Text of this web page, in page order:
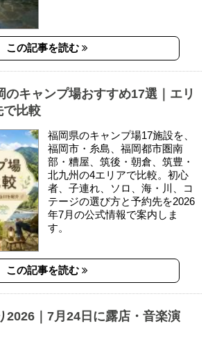
この記事を読む
のキャンプ場おすすめ17選｜エリ
で比較
福岡県のキャンプ場17施設を、
福岡市・糸島、福岡都市圏南
部・糟屋、筑後・朝倉、筑豊・
北九州の4エリアで比較。初心
者、子連れ、ソロ、海・川、コ
テージの選び方と予約先を2026
年7月の公式情報で案内しま
す。
この記事を読む
2026｜7月24日に露店・音楽演